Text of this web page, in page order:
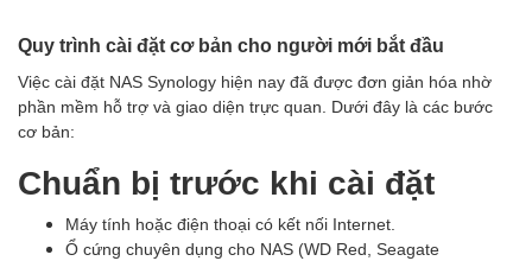
Quy trình cài đặt cơ bản cho người mới bắt đầu
Việc cài đặt NAS Synology hiện nay đã được đơn giản hóa nhờ
phần mềm hỗ trợ và giao diện trực quan. Dưới đây là các bước
cơ bản:
Chuẩn bị trước khi cài đặt
Máy tính hoặc điện thoại có kết nối Internet.
Ổ cứng chuyên dụng cho NAS (WD Red, Seagate